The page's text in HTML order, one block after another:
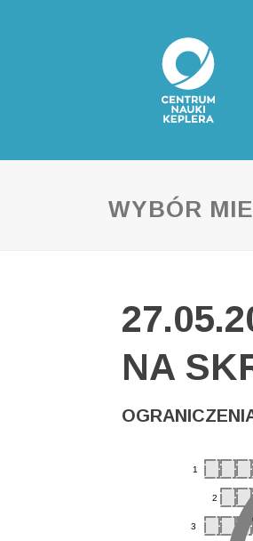
WYBÓR
NA
1
2
3